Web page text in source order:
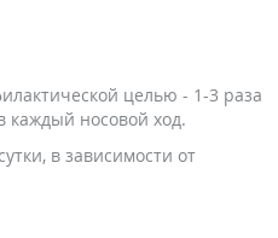
целью - 1-3 раза
каждый носовой ход.
в зависимости от